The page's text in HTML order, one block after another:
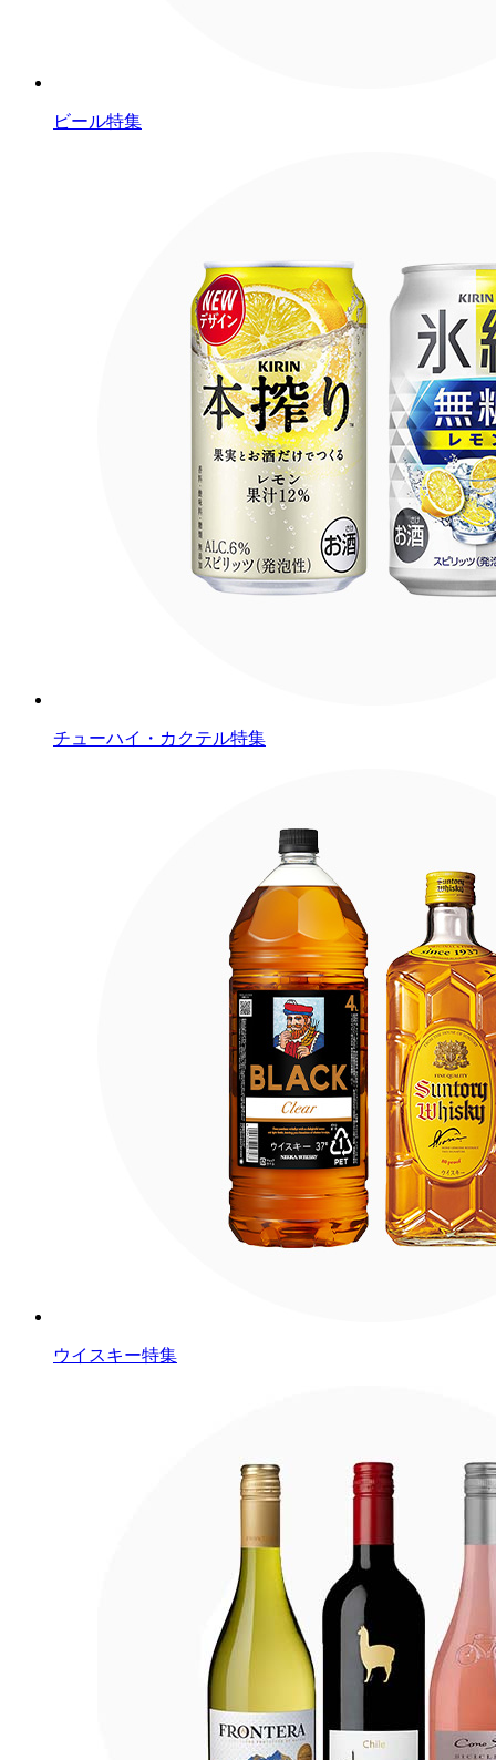
ビール特集
チューハイ・カクテル特集
ウイスキー特集